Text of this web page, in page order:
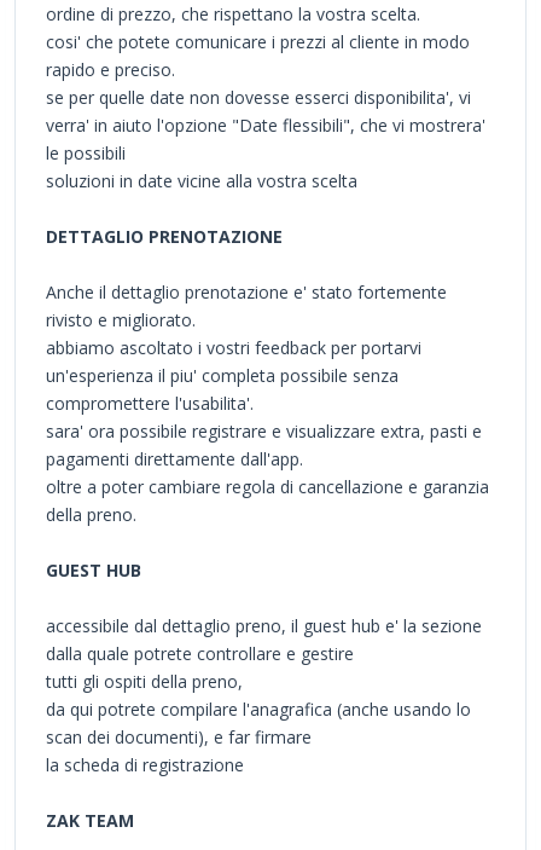
ordine di prezzo, che rispettano la vostra scelta.
cosi' che potete comunicare i prezzi al cliente in modo
rapido e preciso.
se per quelle date non dovesse esserci disponibilita', vi
verra' in aiuto l'opzione "Date flessibili", che vi mostrera'
le possibili
soluzioni in date vicine alla vostra scelta
DETTAGLIO PRENOTAZIONE
Anche il dettaglio prenotazione e' stato fortemente
rivisto e migliorato.
abbiamo ascoltato i vostri feedback per portarvi
un'esperienza il piu' completa possibile senza
compromettere l'usabilita'.
sara' ora possibile registrare e visualizzare extra, pasti e
pagamenti direttamente dall'app.
oltre a poter cambiare regola di cancellazione e garanzia
della preno.
GUEST HUB
accessibile dal dettaglio preno, il guest hub e' la sezione
dalla quale potrete controllare e gestire
tutti gli ospiti della preno,
da qui potrete compilare l'anagrafica (anche usando lo
scan dei documenti), e far firmare
la scheda di registrazione
ZAK TEAM